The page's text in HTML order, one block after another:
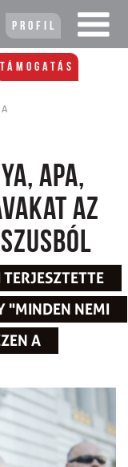
Profil
Támogatás
apa,
az
"MINDEN NEMI
A